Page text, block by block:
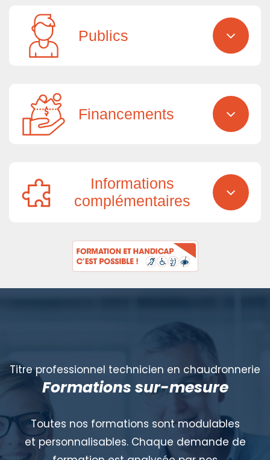
Publics
Financements
Informations
complémentaires
Titre professionnel technicien en chaudronnerie
Formations sur-mesure
Toutes nos formations sont modulables
et personnalisables. Chaque demande de